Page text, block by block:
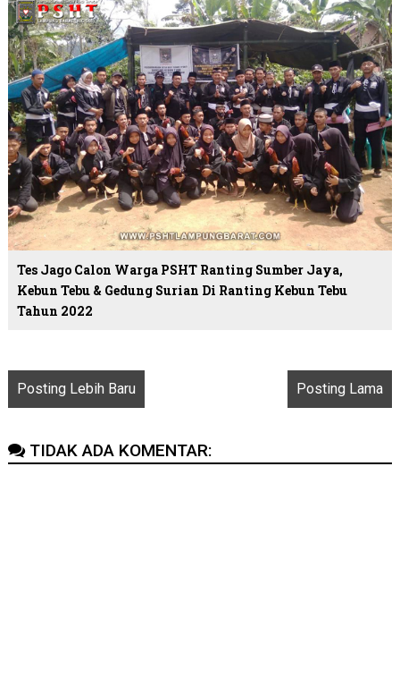
Tes Jago Calon Warga PSHT Ranting Sumber Jaya,
Kebun Tebu & Gedung Surian Di Ranting Kebun Tebu
Tahun 2022
Posting Lebih Baru Posting Lama
TIDAK ADA KOMENTAR: